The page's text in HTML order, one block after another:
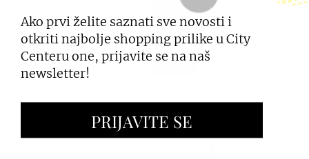
PRIJAVI SE
ZAKUP PROSTORA
OGLAŠAVANJE I PROMOCIJE
Ako prvi želite saznati sve novosti i
otkriti najbolje shopping prilike u City
Centeru one, prijavite se na naš
newsletter!
PRIJAVITE SE